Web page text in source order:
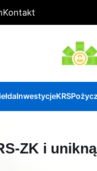
Kontakt
InwestycjeKRS
ZK i